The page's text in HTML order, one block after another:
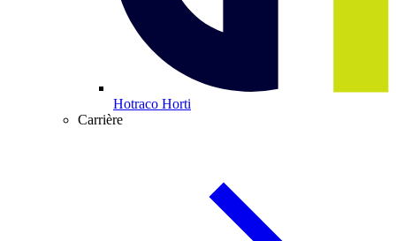
Hotraco Horti
Carrière